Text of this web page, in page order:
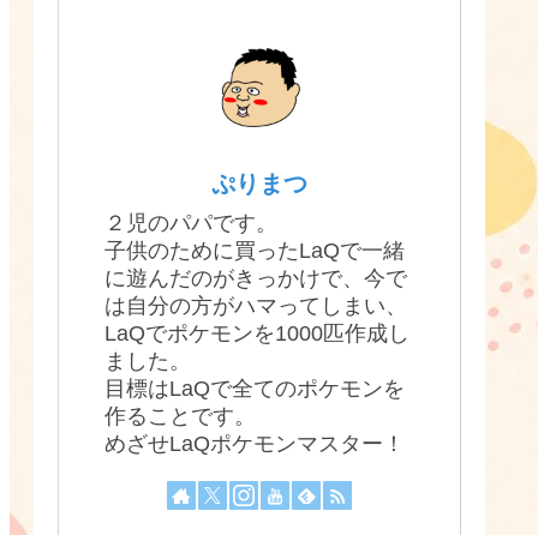
ぷりまつ
２児のパパです。
子供のために買ったLaQで一緒
に遊んだのがきっかけで、今で
は自分の方がハマってしまい、
LaQでポケモンを1000匹作成し
ました。
目標はLaQで全てのポケモンを
作ることです。
めざせLaQポケモンマスター！